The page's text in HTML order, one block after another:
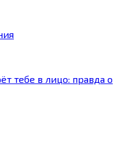
тебе в лицо: правда о